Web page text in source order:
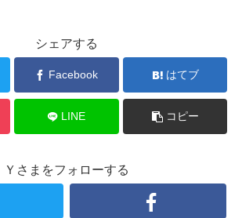
シェアする
Facebook はてブ
LINE コピー
Ｙさまをフォローする